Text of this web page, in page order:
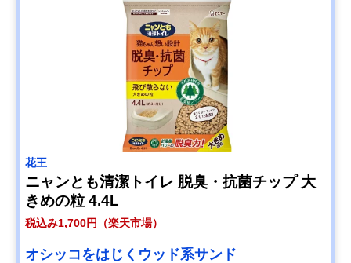
花王
ニャンとも清潔トイレ 脱臭・抗菌チップ 大
きめの粒 4.4L
税込み1,700円（楽天市場）
オシッコをはじくウッド系サンド